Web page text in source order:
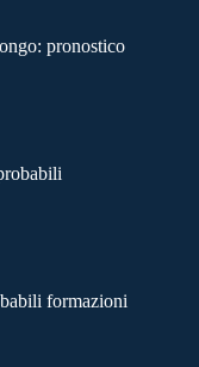
pronostico
formazioni